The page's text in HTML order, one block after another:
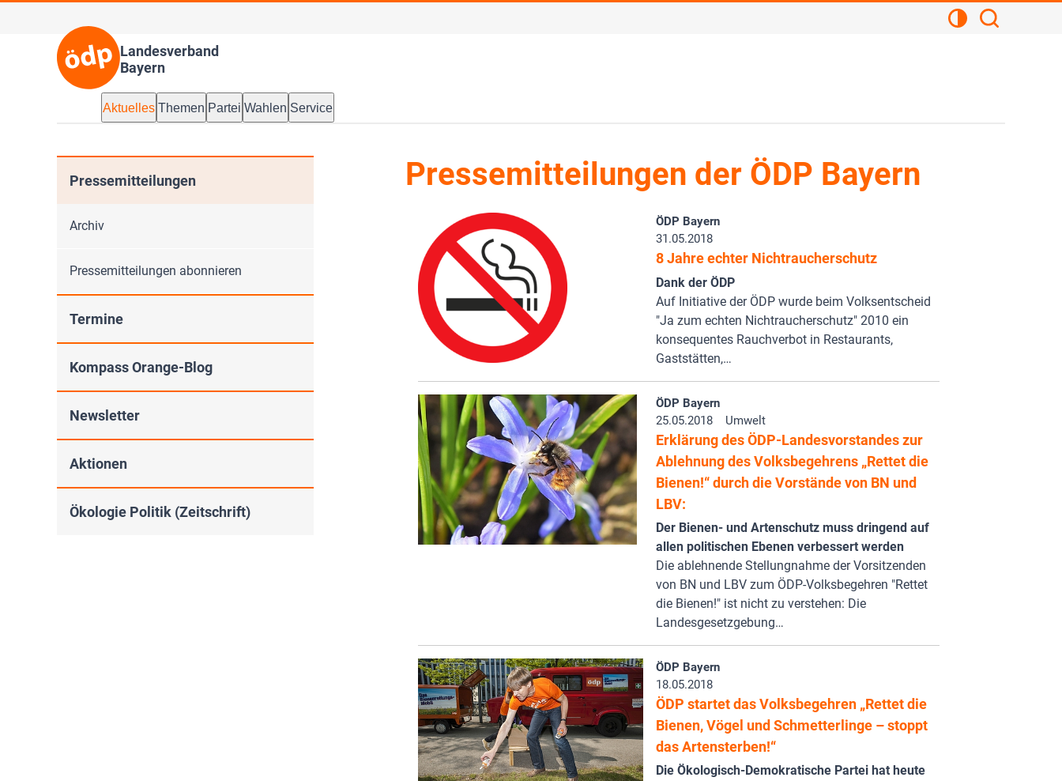
Landesverband
Bayern
Kontrastansicht
Aktuelles Themen Partei Wahlen Service
Pressemitteilungen der ÖDP Bayern
ÖDP Bayern
31.05.2018
8 Jahre echter Nichtraucherschutz
Dank der ÖDP
Auf Initiative der ÖDP wurde beim Volksentscheid
"Ja zum echten Nichtraucherschutz" 2010 ein
konsequentes Rauchverbot in Restaurants,
Gaststätten,…
ÖDP Bayern
25.05.2018
Umwelt
Erklärung des ÖDP-Landesvorstandes zur
Ablehnung des Volksbegehrens „Rettet die
Bienen!“ durch die Vorstände von BN und
LBV:
Der Bienen- und Artenschutz muss dringend auf
allen politischen Ebenen verbessert werden
Die ablehnende Stellungnahme der Vorsitzenden
von BN und LBV zum ÖDP-Volksbegehren "Rettet
die Bienen!" ist nicht zu verstehen: Die
Landesgesetzgebung…
ÖDP Bayern
18.05.2018
ÖDP startet das Volksbegehren „Rettet die
Bienen, Vögel und Schmetterlinge – stoppt
das Artensterben!“
Die Ökologisch-Demokratische Partei hat heute
Pressemitteilungen
Archiv
Pressemitteilungen abonnieren
Termine
Kompass Orange-Blog
Newsletter
Aktionen
Ökologie Politik (Zeitschrift)